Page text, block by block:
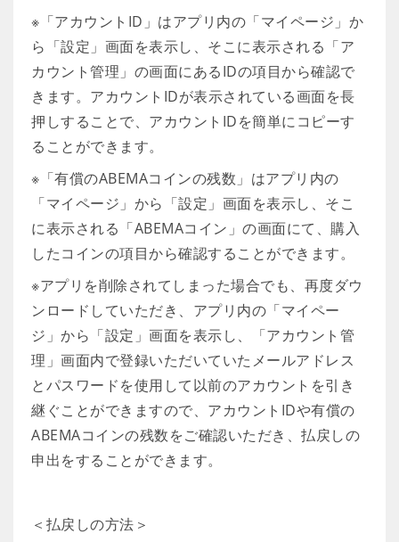
※「アカウントID」はアプリ内の「マイページ」か
ら「設定」画面を表示し、そこに表示される「ア
カウント管理」の画面にあるIDの項目から確認で
きます。アカウントIDが表示されている画面を長
押しすることで、アカウントIDを簡単にコピーす
ることができます。
※「有償のABEMAコインの残数」はアプリ内の
「マイページ」から「設定」画面を表示し、そこ
に表示される「ABEMAコイン」の画面にて、購入
したコインの項目から確認することができます。
※アプリを削除されてしまった場合でも、再度ダウ
ンロードしていただき、アプリ内の「マイペー
ジ」から「設定」画面を表示し、「アカウント管
理」画面内で登録いただいていたメールアドレス
とパスワードを使用して以前のアカウントを引き
継ぐことができますので、アカウントIDや有償の
ABEMAコインの残数をご確認いただき、払戻しの
申出をすることができます。
＜払戻しの方法＞